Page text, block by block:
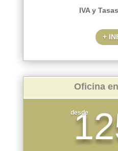
IVA y
+
Oficina
desde